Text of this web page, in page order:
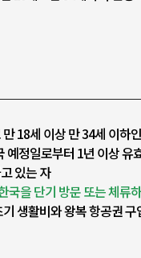
18세 이상 만 34세 이
예정일로부터 1년 이상 유
있는 자
국을 단기 방문 또는 체류
생활비와 왕복 항공권